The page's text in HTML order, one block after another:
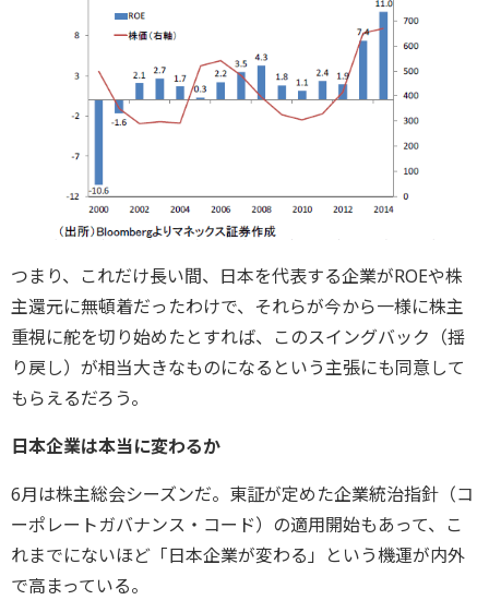
つまり、これだけ長い間、日本を代表する企業がROEや株
主還元に無頓着だったわけで、それらが今から一様に株主
重視に舵を切り始めたとすれば、このスイングバック（揺
り戻し）が相当大きなものになるという主張にも同意して
もらえるだろう。
日本企業は本当に変わるか
6月は株主総会シーズンだ。東証が定めた企業統治指針（コ
ーポレートガバナンス・コード）の適用開始もあって、こ
れまでにないほど「日本企業が変わる」という機運が内外
で高まっている。